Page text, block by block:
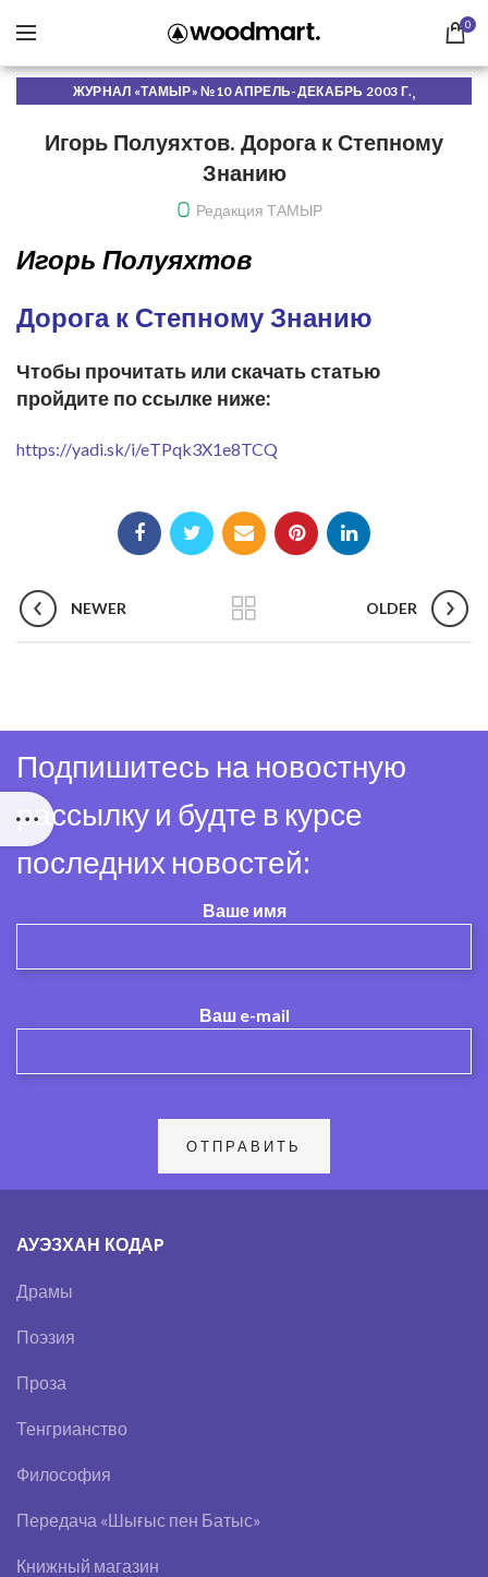
0
ЖУРНАЛ «ТАМЫР» №10 АПРЕЛЬ-ДЕКАБРЬ 2003 Г.,
Игорь Полуяхтов. Дорога к Степному
Знанию
Редакция ТАМЫР
Игорь Полуяхтов
Дорога к Степному Знанию
Чтобы прочитать или скачать статью
пройдите по ссылке ниже:
https://yadi.sk/i/eTPqk3X1e8TCQ
NEWER OLDER
Подпишитесь на новостную
рассылку и будте в курсе
последних новостей:
Ваше имя
Ваш e-mail
АУЭЗХАН КОДАP
Драмы
Поэзия
Проза
Тенгрианство
Философия
Передача «Шығыс пен Батыс»
Книжный магазин